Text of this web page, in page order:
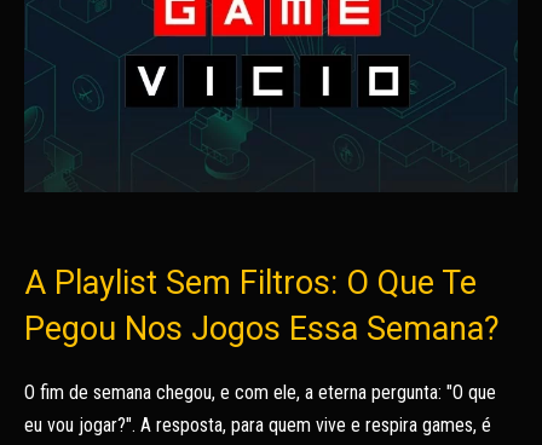
A Playlist Sem Filtros: O Que Te
Pegou Nos Jogos Essa Semana?
O fim de semana chegou, e com ele, a eterna pergunta: "O que
eu vou jogar?". A resposta, para quem vive e respira games, é